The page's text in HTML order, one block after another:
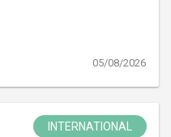
05/08/2026
INTERNATIONAL